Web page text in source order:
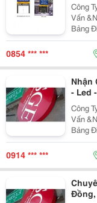
Công
Vấn
Bảng Điện
Kế
Tư
0854 *** ***
Nhận
- Led
Công
Vấn
Bảng Điện
Kế
Tư
0914 *** ***
Đồng,